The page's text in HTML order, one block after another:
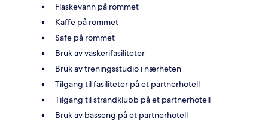
Flaskevann på rommet
Kaffe på rommet
Safe på rommet
Bruk av vaskerifasiliteter
Bruk av treningsstudio i nærheten
Tilgang til fasiliteter på et partnerhotell
Tilgang til strandklubb på et partnerhotell
Bruk av basseng på et partnerhotell